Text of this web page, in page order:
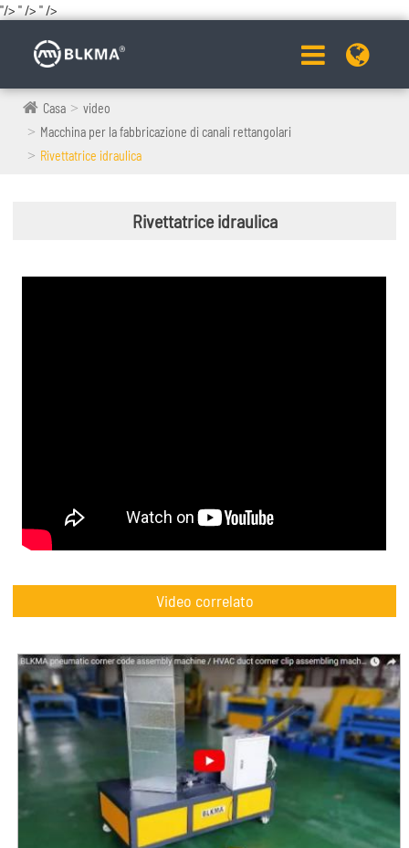
"/> " /> " />
Casa
video
Macchina per la fabbricazione di canali rettangolari
Rivettatrice idraulica
Rivettatrice idraulica
Video correlato